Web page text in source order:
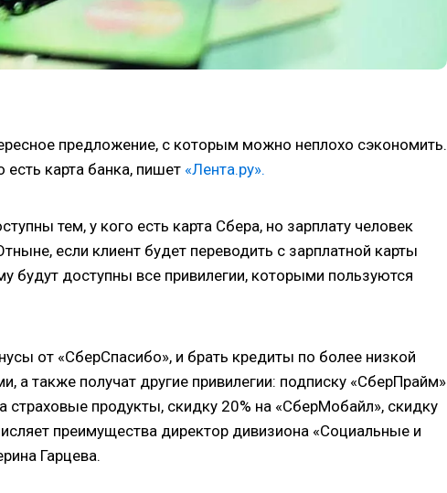
предложение, с которым можно неплохо сэкономить.
есть карта банка, пишет «Лента.ру».
тем, у кого есть карта Сбера, но зарплату человек
если клиент будет переводить с зарплатной карты
будут доступны все привилегии, которыми пользуются
от «СберСпасибо», и брать кредиты по более низкой
а также получат другие привилегии: подписку «СберПрайм»
страховые продукты, скидку 20% на «СберМобайл», скидку
преимущества директор дивизиона «Социальные и
Гарцева.